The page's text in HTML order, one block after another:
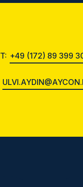
T: +49 (172) 89 399